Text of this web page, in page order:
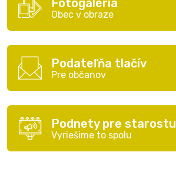
Obec v obraze
Podateľňa tlačív
Pre občanov
Podnety pre starostu
Vyriešime to spolu